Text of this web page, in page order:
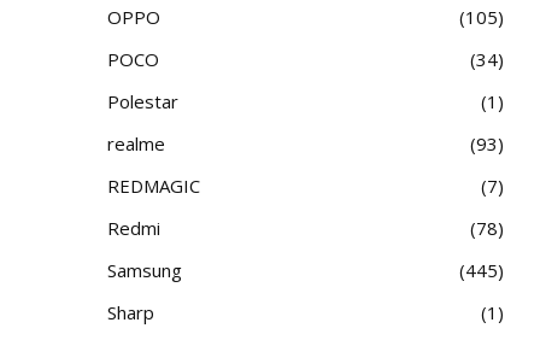
OPPO
105
POCO
34
Polestar
1
realme
93
REDMAGIC
7
Redmi
78
Samsung
445
Sharp
1